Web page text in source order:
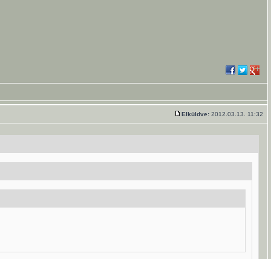
Elküldve: 2012.03.13. 11:32